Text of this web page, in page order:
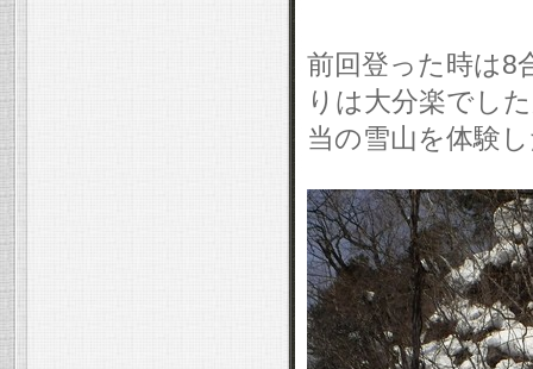
前回登った時は8
りは大分楽でし
当の雪山を体験